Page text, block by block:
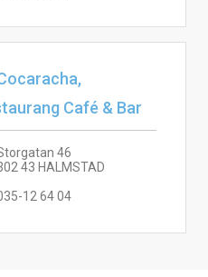
Café & Bar
46
43 HALMSTAD
12 64 04